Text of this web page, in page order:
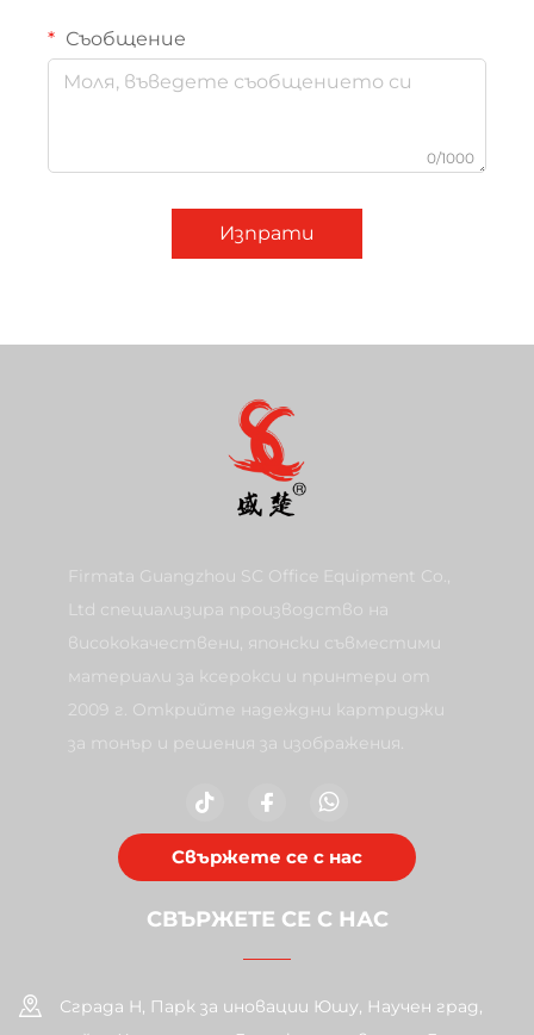
Съобщение
0/1000
Изпрати
Firmata Guangzhou SC Office Equipment Co.,
Ltd специализира производство на
висококачествени, японски съвместими
материали за ксерокси и принтери от
2009 г. Открийте надеждни картриджи
за тонър и решения за изображения.
Свържете се с нас
СВЪРЖЕТЕ СЕ С НАС
Сграда H, Парк за иновации Юшу, Научен град,